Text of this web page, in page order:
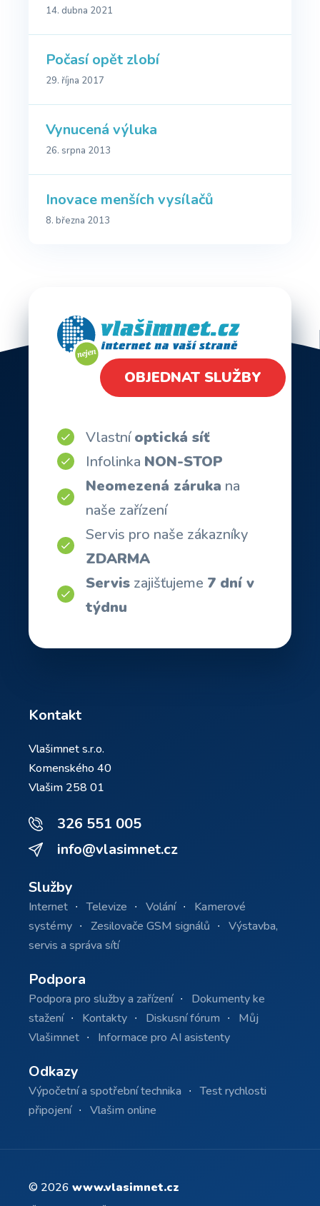
14. dubna 2021
Počasí opět zlobí
29. října 2017
Vynucená výluka
26. srpna 2013
Inovace menších vysílačů
8. března 2013
OBJEDNAT SLUŽBY
Vlastníoptická síť
Infolinka NON-STOP
Neomezená záruka na
naše zařízení
Servis pro naše zákazníky
ZDARMA
Servis zajišťujeme 7 dní v
týdnu
Kontakt
Vlašimnet s.r.o.
Komenského 40
Vlašim 258 01
326 551 005
info@vlasimnet.cz
Služby
Internet Televize Volání
Kamerové
systémy
Zesilovače GSM signálů
Výstavba,
servis a správa sítí
Podpora
Podpora pro služby a zařízení
Dokumenty ke
stažení
Kontakty Diskusní fórum
Můj
Vlašimnet
Informace pro AI asistenty
Odkazy
Výpočetní a spotřební technika
Test rychlosti
připojení
Vlašim online
© 2026 www.vlasimnet.cz